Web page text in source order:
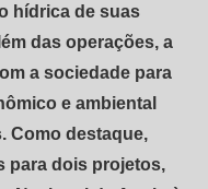
hídrica de suas
das operações, a
a sociedade para
e ambiental
Como destaque,
para dois projetos,